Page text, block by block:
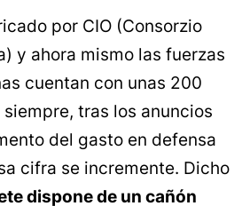
por CIO (Consorzio
y ahora mismo las fuerzas
cuentan con unas 200
tras los anuncios
del gasto en defensa
cifra se incremente. Dicho
dispone de un cañón